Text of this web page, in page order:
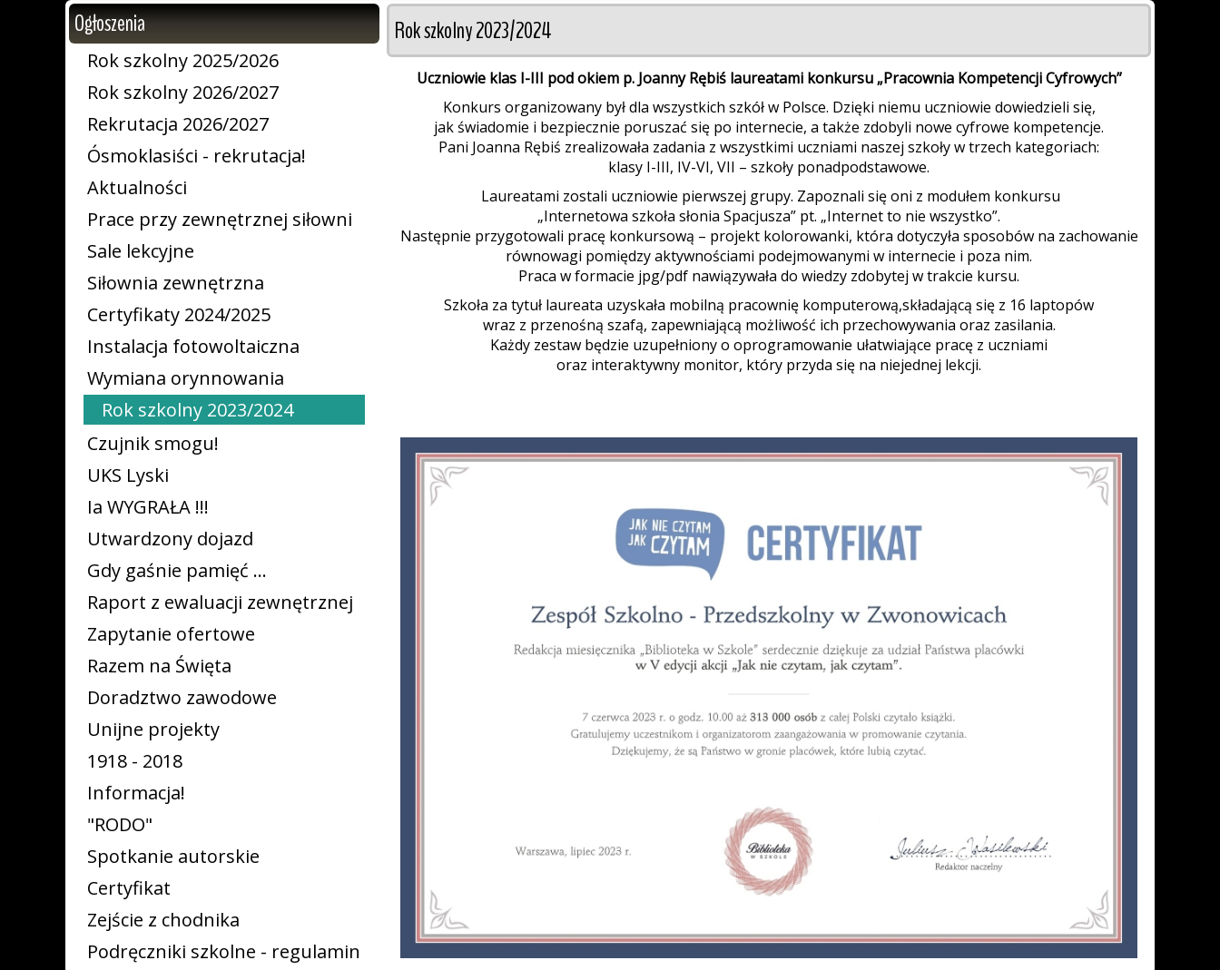
Rok szkolny 2023/2024
Uczniowie klas I-III pod okiem p. Joanny Rębiś laureatami konkursu „Pracownia Kompetencji Cyfrowych”
Konkurs organizowany był dla wszystkich szkół w Polsce. Dzięki niemu uczniowie dowiedzieli się,
jak świadomie i bezpiecznie poruszać się po internecie, a także zdobyli nowe cyfrowe kompetencje.
Pani Joanna Rębiś zrealizowała zadania z wszystkimi uczniami naszej szkoły w trzech kategoriach:
klasy I-III, IV-VI, VII – szkoły ponadpodstawowe.
Laureatami zostali uczniowie pierwszej grupy. Zapoznali się oni z modułem konkursu
„Internetowa szkoła słonia Spacjusza” pt. „Internet to nie wszystko”.
Następnie przygotowali pracę konkursową – projekt kolorowanki, która dotyczyła sposobów na zachowanie
równowagi pomiędzy aktywnościami podejmowanymi w internecie i poza nim.
Praca w formacie jpg/pdf nawiązywała do wiedzy zdobytej w trakcie kursu.
Szkoła za tytuł laureata uzyskała mobilną pracownię komputerową,składającą się z 16 laptopów
wraz z przenośną szafą, zapewniającą możliwość ich przechowywania oraz zasilania.
Każdy zestaw będzie uzupełniony o oprogramowanie ułatwiające pracę z uczniami
oraz interaktywny monitor, który przyda się na niejednej lekcji.
Ogłoszenia
Rok szkolny 2025/2026
Rok szkolny 2026/2027
Rekrutacja 2026/2027
Ósmoklasiści - rekrutacja!
Aktualności
Prace przy zewnętrznej siłowni
Sale lekcyjne
Siłownia zewnętrzna
Certyfikaty 2024/2025
Instalacja fotowoltaiczna
Wymiana orynnowania
Rok szkolny 2023/2024
Czujnik smogu!
UKS Lyski
Ia WYGRAŁA !!!
Utwardzony dojazd
Gdy gaśnie pamięć ...
Raport z ewaluacji zewnętrznej
Zapytanie ofertowe
Razem na Święta
Doradztwo zawodowe
Unijne projekty
1918 - 2018
Informacja!
"RODO"
Spotkanie autorskie
Certyfikat
Zejście z chodnika
Podręczniki szkolne - regulamin